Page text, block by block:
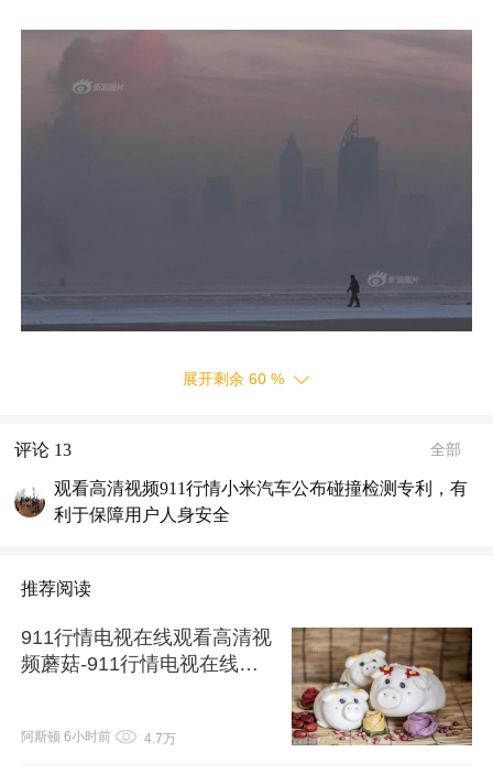
展开剩余 60 %
评论 13 全部
观看高清视频911行情小米汽车公布碰撞检测专利，有
利于保障用户人身安全
推荐阅读
911行情电视在线观看高清视
频蘑菇-911行情电视在线观
阿斯顿 6小时前 4.7万